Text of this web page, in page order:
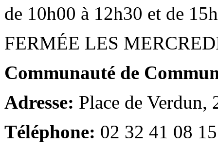
de 10h00 à 12h30 et de
FERMÉE LES
Communauté de
Adresse: Place de Verdun,
Téléphone: 02 32 41 08 15